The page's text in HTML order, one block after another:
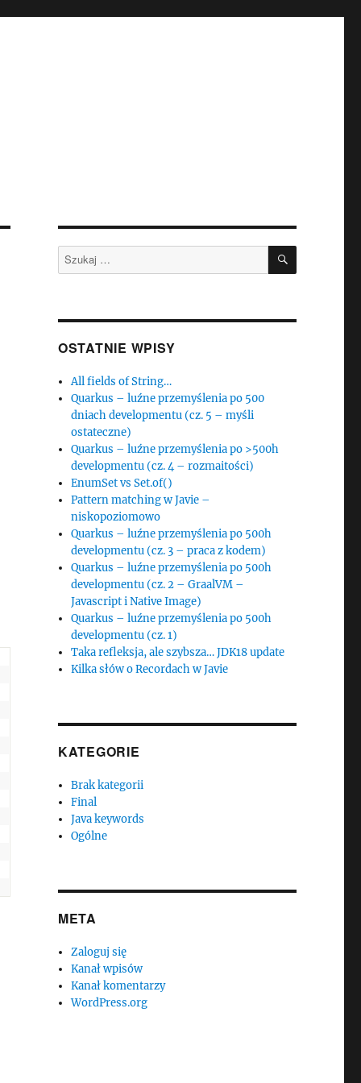
Szukaj: SZUKAJ
OSTATNIE WPISY
All fields of String…
Quarkus – luźne przemyślenia po 500
dniach developmentu (cz. 5 – myśli
ostateczne)
Quarkus – luźne przemyślenia po >500h
developmentu (cz. 4 – rozmaitości)
EnumSet vs Set.of()
Pattern matching w Javie –
niskopoziomowo
Quarkus – luźne przemyślenia po 500h
developmentu (cz. 3 – praca z kodem)
Quarkus – luźne przemyślenia po 500h
developmentu (cz. 2 – GraalVM –
Javascript i Native Image)
Quarkus – luźne przemyślenia po 500h
developmentu (cz. 1)
Taka refleksja, ale szybsza… JDK18 update
Kilka słów o Recordach w Javie
KATEGORIE
Brak kategorii
Final
Java keywords
Ogólne
META
Zaloguj się
Kanał wpisów
Kanał komentarzy
WordPress.org